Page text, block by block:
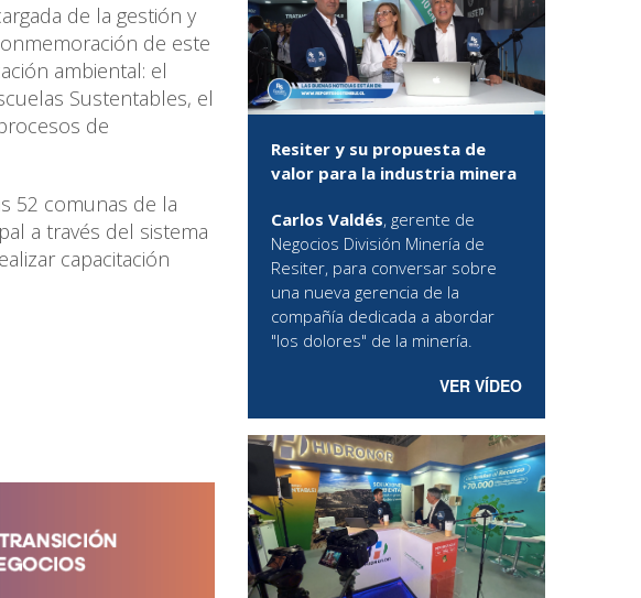
de la gestión y
de este
ambiental: el
Sustentables, el
de
52 comunas de la
a través del sistema
capacitación
Resiter y su propuesta de
valor para la industria minera
Carlos Valdés, gerente de
Negocios División Minería de
Resiter, para conversar sobre
una nueva gerencia de la
compañía dedicada a abordar
"los dolores" de la minería.
VER VÍDEO